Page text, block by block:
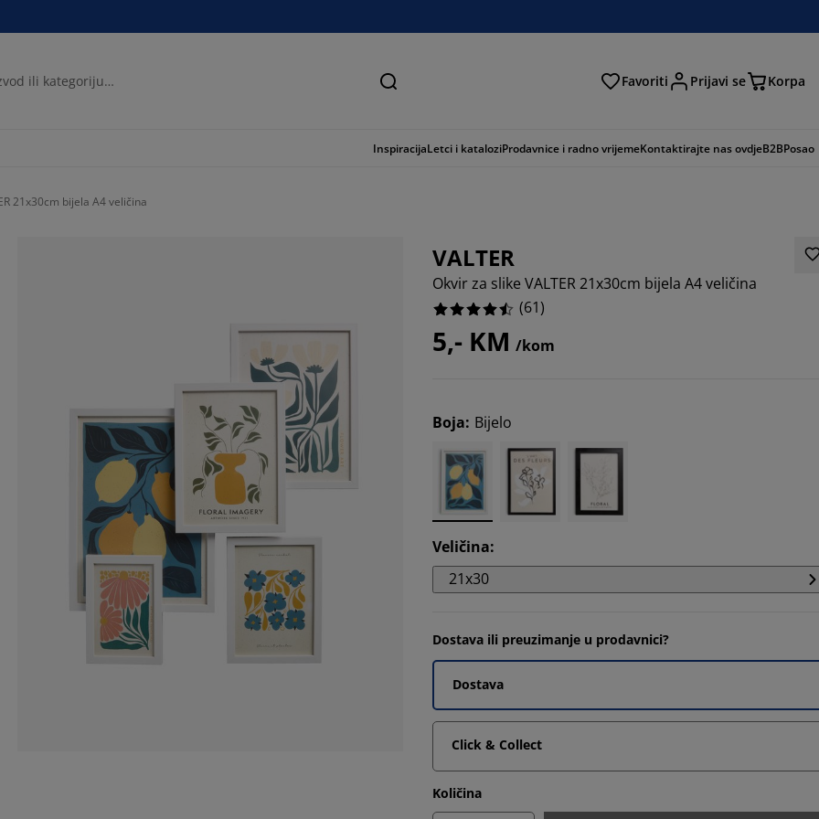
Traži Favoriti Prijavi se Korpa
InspiracijaLetci i kataloziProdavnice i radno vrijemeKontaktirajte nas ovdjeB2BPosao
21x30cm bijela A4 veličina
VALTER
Okvir za slike VALTER 21x30cm bijela A4 veličina
(61)
5,- KM /kom
Boja: Bijelo
Veličina:
21x30
Dostava ili preuzimanje u prodavnici?
Dostava
Click & Collect
Količina
77.04918032786885%
11.475409836065573%
3.278688524590164%
4.918032786885246%